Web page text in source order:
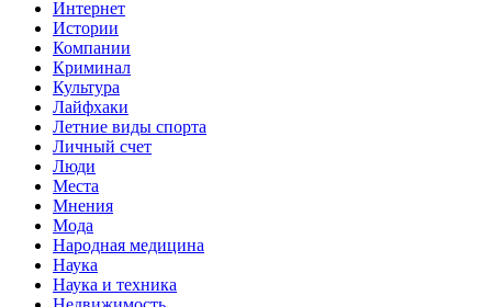
Интернет
Истории
Компании
Криминал
Культура
Лайфхаки
Летние виды спорта
Личный счет
Люди
Места
Мнения
Мода
Народная медицина
Наука
Наука и техника